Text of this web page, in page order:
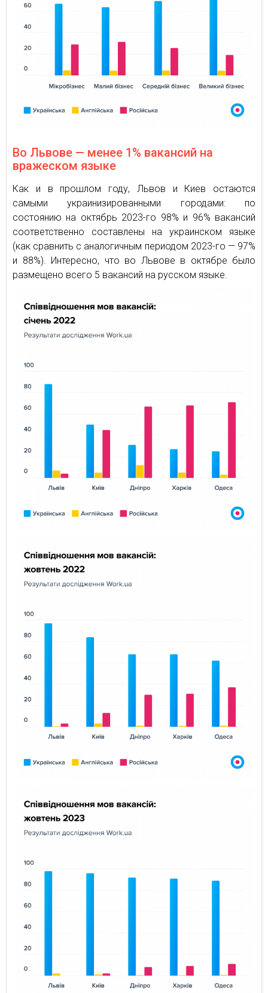
Во Львове — менее 1% вакансий на
вражеском языке
Как и в прошлом году, Львов и Киев остаются
самыми украинизированными городами: по
состоянию на октябрь 2023-го 98% и 96% вакансий
соответственно составлены на украинском языке
(как сравнить с аналогичным периодом 2023-го — 97%
и 88%). Интересно, что во Львове в октябре было
размещено всего 5 вакансий на русском языке.